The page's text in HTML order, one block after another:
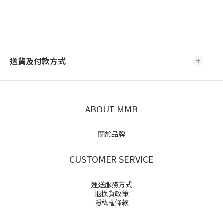
送貨及付款方式
ABOUT MMB
關於品牌
CUSTOMER SERVICE
運送服務方式
退換貨政策
隱私權條款